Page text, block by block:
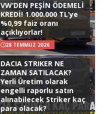
VW’DEN PEŞİN ÖDEMELİ
KREDİ! 1.000.000 TL’ye
%0,99 faiz oranı
açıklıyorlar!
28 TEMMUZ 2026
DACIA STRIKER NE
ZAMAN SATILACAK?
Yerli Üretim olarak
engelli raporlu satın
alınabilecek Striker kaç
para olacak?